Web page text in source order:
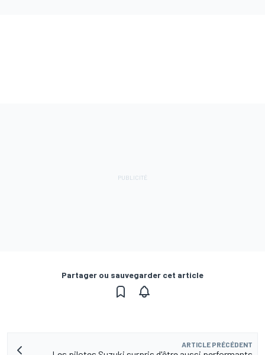
Partager ou sauvegarder cet article
ARTICLE PRÉCÉDENT